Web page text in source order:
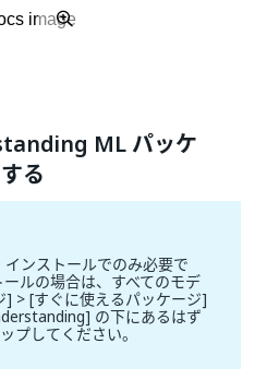
ML パッケ
る
ンストールでのみ必要で
ルの場合は、すべてのモデ
> [すぐに使えるパッケージ]
の下にあるはず
プしてください。